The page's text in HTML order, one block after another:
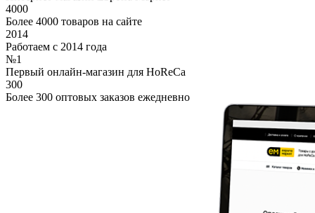
4000
Более 4000 товаров на сайте
2014
Работаем с 2014 года
№1
Первый онлайн-магазин для HoReCa
300
Более 300 оптовых заказов ежедневно